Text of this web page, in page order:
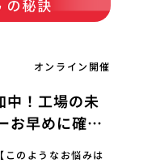
オンライン開催
中！工場の未
お早めに確保
のようなお悩みは